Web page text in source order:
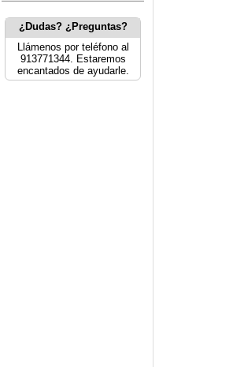
¿Dudas? ¿Preguntas?
Llámenos por teléfono al
913771344. Estaremos
encantados de ayudarle.